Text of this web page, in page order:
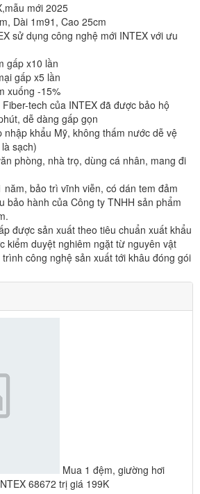
mới 2025
Dài 1m91, Cao 25cm
sử dụng công nghệ mới INTEX với ưu
gấp x10 lần
gấp x5 lần
xuống -15%
tech của INTEX đã được bảo hộ
dễ dàng gấp gọn
nhập khẩu Mỹ, không thấm nước dễ vệ
sạch)
phòng, nhà trọ, dùng cá nhân, mang đi
năm, bảo trì vĩnh viễn, có dán tem đảm
bảo hành của Công ty TNHH sản phẩm
được sản xuất theo tiêu chuẩn xuất khẩu
kiểm duyệt nghiêm ngặt từ nguyên vật
công nghệ sản xuất tới khâu đóng gói
Mua 1 đệm, giường hơi
68672 trị giá 199K